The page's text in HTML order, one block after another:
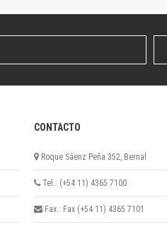
CONTACTO
Roque Sáenz Peña 352, Bernal
Tel.: (+54 11) 4365 7100
Fax.: Fax (+54 11) 4365 7101